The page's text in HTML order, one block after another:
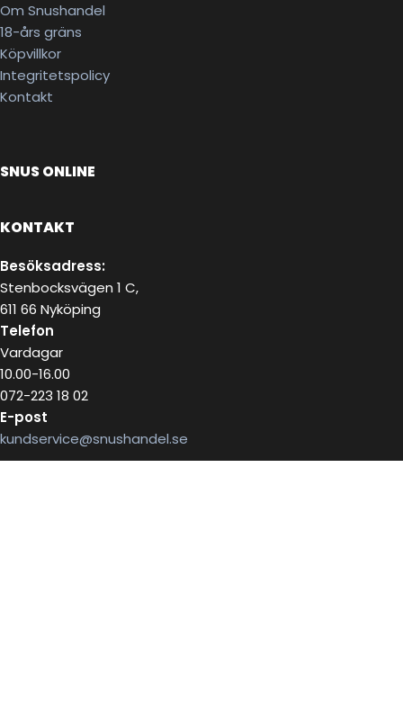
Om Snushandel
18-års gräns
Köpvillkor
Integritetspolicy
Kontakt
SNUS ONLINE
KONTAKT
Besöksadress:
Stenbocksvägen 1 C,
611 66 Nyköping
Telefon
Vardagar
10.00-16.00
072-223 18 02
E-post
kundservice@snushandel.se